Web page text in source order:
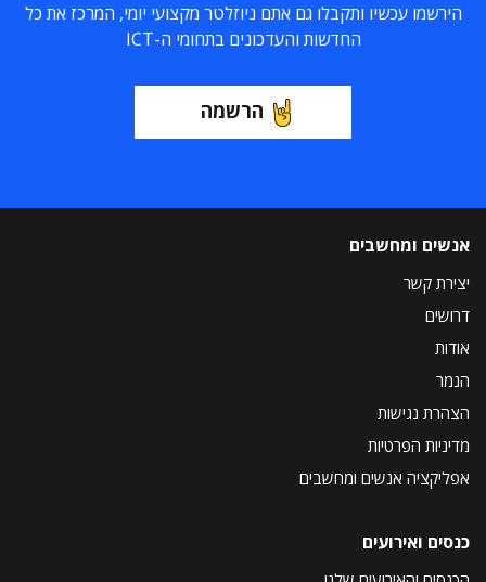
הירשמו עכשיו ותקבלו גם אתם ניוזלטר מקצועי יומי, המרכז את כל
החדשות והעדכונים בתחומי ה-ICT
הרשמה
אנשים ומחשבים
יצירת קשר
דרושים
אודות
הנמר
הצהרת נגישות
מדיניות הפרטיות
אפליקציה אנשים ומחשבים
כנסים ואירועים